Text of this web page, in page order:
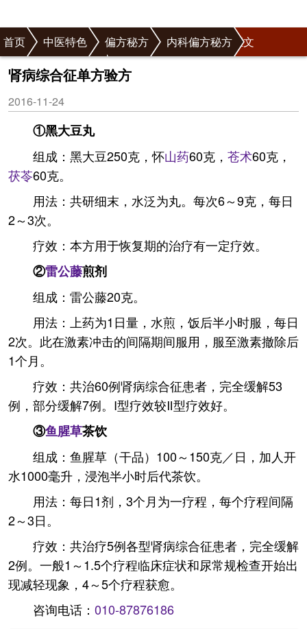
首页 中医特色 偏方秘方
内科偏方秘方
泌尿系统偏方秘方
正文
肾病综合征单方验方
2016-11-24
①黑大豆丸
组成：黑大豆250克，怀山药60克， 苍术60克，
茯苓60克。
用法：共研细末，水泛为丸。每次6～9克，每日
2～3次。
疗效：本方用于恢复期的治疗有一定疗效。
②雷公藤煎剂
组成：雷公藤20克。
用法：上药为1日量，水煎，饭后半小时服，每日
2次。此在激素冲击的间隔期间服用，服至激素撤除后
1个月。
疗效：共治60例肾病综合征患者，完全缓解53
例，部分缓解7例。I型疗效较Ⅱ型疗效好。
③鱼腥草茶饮
组成：鱼腥草（干品）100～150克／日，加人开
水1000毫升，浸泡半小时后代茶饮。
用法：每日1剂，3个月为一疗程，每个疗程间隔
2～3日。
疗效：共治疗5例各型肾病综合征患者，完全缓解
2例。一般1～1.5个疗程临床症状和尿常规检查开始出
现减轻现象，4～5个疗程获愈。
咨询电话： 010-87876186